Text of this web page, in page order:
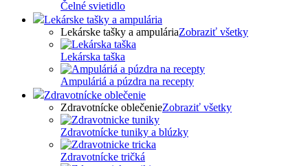
Čelné svietidlo
Lekárske tašky a ampulária
Lekárske tašky a ampuláriaZobraziť všetky
Lekárska taška
Ampuláriá a púzdra na recepty
Zdravotnícke oblečenie
Zdravotnícke oblečenieZobraziť všetky
Zdravotnícke tuniky a blúzky
Zdravotnícke tričká